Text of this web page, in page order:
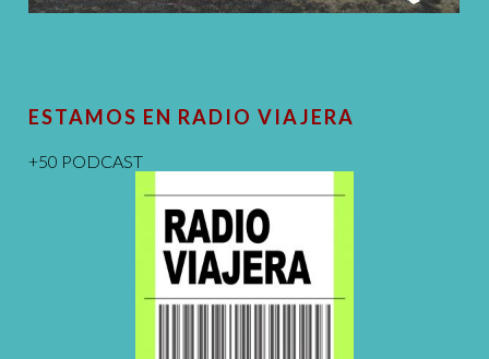
ESTAMOS EN RADIO VIAJERA
+50 PODCAST